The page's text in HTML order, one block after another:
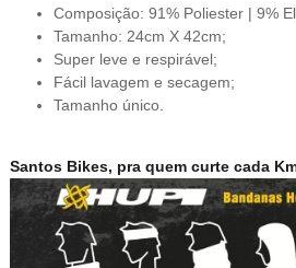
Composição: 91% Poliester | 9%
Tamanho: 24cm X 42cm;
Super leve e respirável;
Fácil lavagem e secagem;
Tamanho único.
Santos Bikes, pra quem curte cada